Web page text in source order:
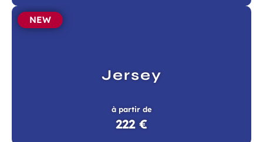
Jersey
NEW
à partir de
222 €